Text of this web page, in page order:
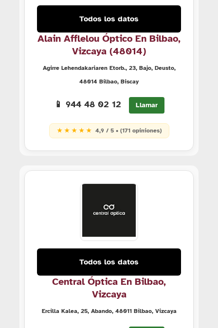
Todos los datos
Alain Afflelou Óptico En Bilbao,
Vizcaya (48014)
Agirre Lehendakariaren Etorb., 23, Bajo, Deusto,
48014 Bilbao, Biscay
📱 944 48 02 12 Llamar
★ ★ ★ ★ ★ 4,9 / 5 • (171 opiniones)
Todos los datos
Central Óptica En Bilbao,
Vizcaya
Ercilla Kalea, 25, Abando, 48011 Bilbao, Vizcaya